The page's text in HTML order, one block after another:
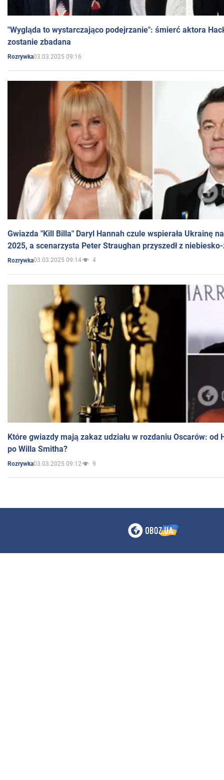
"Wygląda to wystarczająco podejrzanie": śmierć aktora
zostanie zbadana
Rozrywka03.03.2025 09:16
Gwiazda "Kill Billa" Daryl Hannah czule wspierała Ukrainę
2025, a scenarzysta Peter Straughan przyszedł z
Rozrywka03.03.2025 09:14 4
Które gwiazdy mają zakaz udziału w rozdaniu Oscarów: od
po Willa Smitha?
Rozrywka03.03.2025 09:12 9